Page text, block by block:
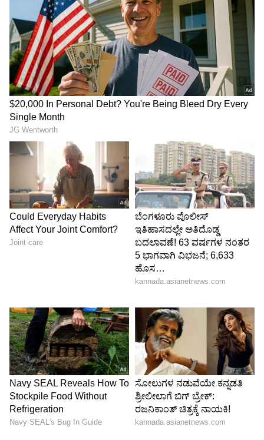
4
5
Image Credit :Asianet News
ಎರಡು ವರ್ಷಗಳ ಹಿಂದಿನ ಒಪ್ಪಂದ:
ಆಮಜಾನ್ ಸಂಸ್ಥೆಯು ಎರಡು ವರ್ಷಗಳ ಹಿಂದೆ, ಅಂದರೆ
2024ರಲ್ಲಿ ಎಂಎಕ್ಸ್ ಪ್ಲೇಯರ್ ಅನ್ನು
ಸ್ವಾಧೀನಪಡಿಸಿಕೊಂಡಿತ್ತು. ಆ ಬಳಿಕ ಅದನ್ನು ತನ್ನದೇ ಆದ
'ಆಮಜಾನ್ ಮಿನಿ ಟಿವಿ' (Amazon miniTV) ಜೊತೆಗೆ
ಮರುನಾಮಕರಣ ಮಾಡಿ ಉಚಿತ ಸೇವೆ ಒದಗಿಸುತ್ತಿತ್ತು. ಈ
ಹಿಂದೆ ಮೈಕ್ರೋ ಡ್ರಾಮಾಗಳಿಗೆ ಹೆಸರಾಗಿದ್ದ ಎಂಎಕ್ಸ್
ಪ್ಲೇಯರ್‌ನಲ್ಲಿ ಬಾಬಿ ಡಿಯೋಲ್ ನಟನೆಯ 'ಆಶ್ರಮ್',
'ಭೌಕಾಲ್' ಮತ್ತು 'ರಸ್ಭರಿ' ನಂತಹ ವೆಬ್ ಸೀರೀಸ್‌ಗಳು
ಭಾರತದಲ್ಲಿ ಭಾರಿ ಹಿಟ್ ಆಗಿದ್ದವು.
5